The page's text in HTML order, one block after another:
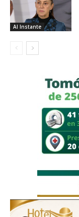
Al Instante